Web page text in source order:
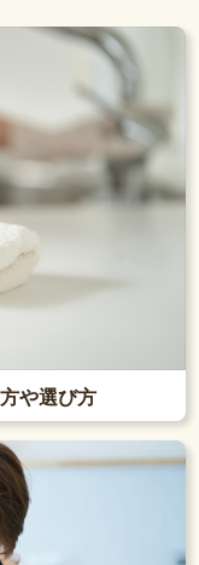
や選び方